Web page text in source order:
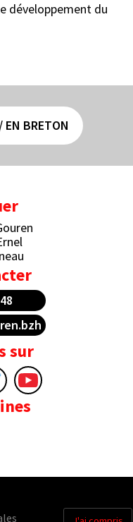
développement du
EN BRETON
sur